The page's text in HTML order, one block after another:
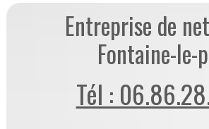
Entreprise de
Fontaine-le-
Tél :